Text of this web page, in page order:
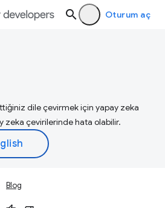
Oturum aç
dile çevirmek için yapay zeka
zeka çevirilerinde hata olabilir.
Blog